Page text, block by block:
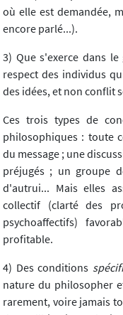
où elle est demandée,
encore parlé...).
3) Que s'exerce dans
respect des individus
des idées, et non conflit
Ces trois types de
philosophiques : toute
du message ; une
préjugés ; un groupe
d'autrui... Mais elles
collectif (clarté des
psychoaffectifs)
profitable.
4) Des conditions
nature du philosopher
rarement, voire jamais